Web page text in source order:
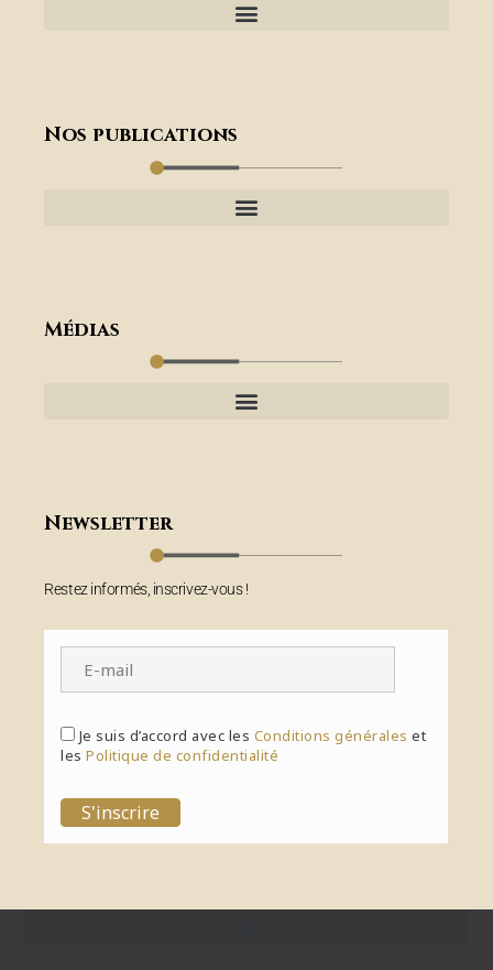
Nos publications
Médias
Newsletter
Restez informés, inscrivez-vous !
Je suis d’accord avec les Conditions générales et
lesPolitique de confidentialité
S'inscrire